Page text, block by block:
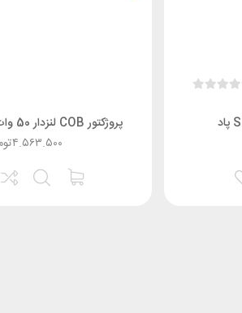
پروژکتور COB لنزدار 50 وات نمانور سری W
۴.۵۶۳.۵۰۰